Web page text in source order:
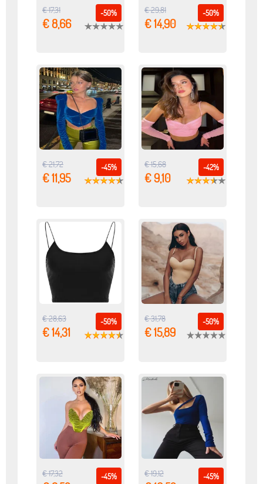
-50%
€ 17,31
€ 8,66
-50%
€ 29,81
€ 14,90
-45%
€ 21,72
€ 11,95
-42%
€ 15,68
€ 9,10
-50%
€ 28,63
€ 14,31
-50%
€ 31,78
€ 15,89
-45%
€ 17,32 -45%
€ 19,12